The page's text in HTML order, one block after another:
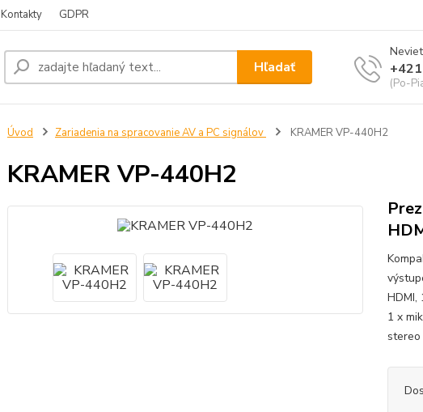
Kontakty GDPR
Hľadať
(Po-
Úvod Zariadenia na spracovanie AV a PC signálov KRAMER VP-440H2
KRAMER VP-440H2
HDMI,
1 x
stereo